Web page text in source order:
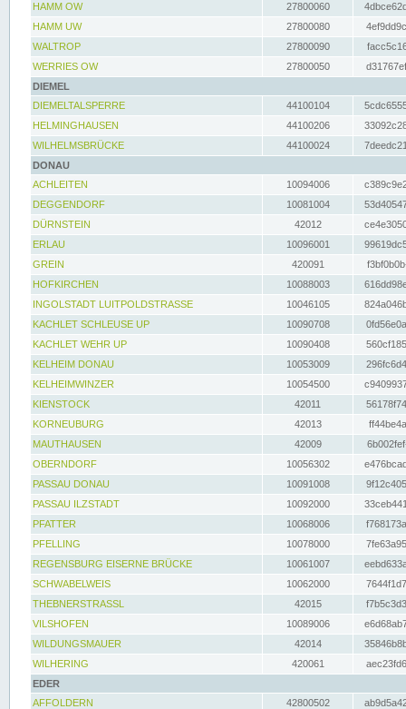
HAMM OW
27800060
HAMM UW
27800080
WALTROP
27800090
WERRIES OW
27800050
DIEMEL
DIEMELTALSPERRE
44100104
HELMINGHAUSEN
44100206
WILHELMSBRÜCKE
44100024
DONAU
ACHLEITEN
10094006
DEGGENDORF
10081004
DÜRNSTEIN
42012
ERLAU
10096001
GREIN
420091
HOFKIRCHEN
10088003
INGOLSTADT LUITPOLDSTRASSE
10046105
KACHLET SCHLEUSE UP
10090708
KACHLET WEHR UP
10090408
KELHEIM DONAU
10053009
KELHEIMWINZER
10054500
KIENSTOCK
42011
KORNEUBURG
42013
MAUTHAUSEN
42009
OBERNDORF
10056302
PASSAU DONAU
10091008
PASSAU ILZSTADT
10092000
PFATTER
10068006
PFELLING
10078000
REGENSBURG EISERNE BRÜCKE
10061007
SCHWABELWEIS
10062000
THEBNERSTRASSL
42015
VILSHOFEN
10089006
WILDUNGSMAUER
42014
WILHERING
420061
EDER
AFFOLDERN
42800502